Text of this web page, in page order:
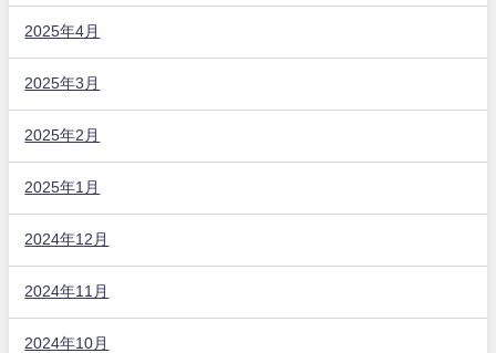
2025年4月
2025年3月
2025年2月
2025年1月
2024年12月
2024年11月
2024年10月